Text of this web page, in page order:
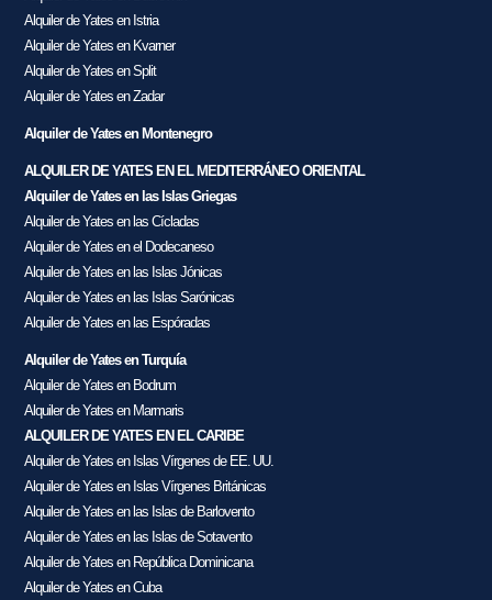
Alquiler de Yates en Istria
Alquiler de Yates en Kvarner
Alquiler de Yates en Split
Alquiler de Yates en Zadar
Alquiler de Yates en Montenegro
ALQUILER DE YATES EN EL MEDITERRÁNEO ORIENTAL
Alquiler de Yates en las Islas Griegas
Alquiler de Yates en las Cícladas
Alquiler de Yates en el Dodecaneso
Alquiler de Yates en las Islas Jónicas
Alquiler de Yates en las Islas Sarónicas
Alquiler de Yates en las Espóradas
Alquiler de Yates en Turquía
Alquiler de Yates en Bodrum
Alquiler de Yates en Marmaris
ALQUILER DE YATES EN EL CARIBE
Alquiler de Yates en Islas Vírgenes de EE. UU.
Alquiler de Yates en Islas Vírgenes Británicas
Alquiler de Yates en las Islas de Barlovento
Alquiler de Yates en las Islas de Sotavento
Alquiler de Yates en República Dominicana
Alquiler de Yates en Cuba